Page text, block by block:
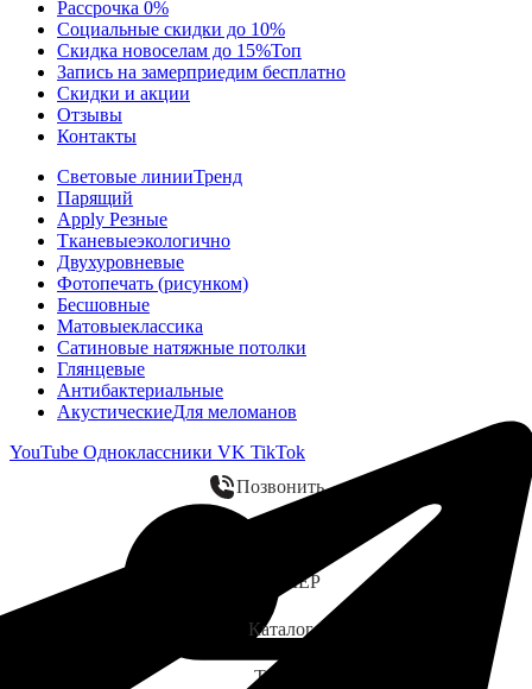
Рассрочка 0%
Социальные скидки до 10%
Скидка новоселам до 15%Топ
Запись на замерприедим бесплатно
Скидки и акции
Отзывы
Контакты
Световые линииТренд
Парящий
Apply Резные
Тканевыеэкологично
Двухуровневые
Фотопечать (рисунком)
Бесшовные
Матовыеклассика
Сатиновые натяжные потолки
Глянцевые
Антибактериальные
АкустическиеДля меломанов
YouTube Одноклассники VK TikTok
Позвонить
ЗАМЕР
Каталог
Telegram